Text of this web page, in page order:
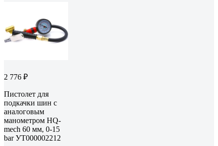
2 776 ₽
Пистолет для
подкачки шин с
аналоговым
манометром HQ-
mech 60 мм, 0-15
bar УТ000002212